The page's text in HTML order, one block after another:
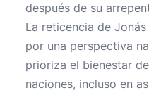
después de su
La reticencia de
por una perspectiva
prioriza el bienestar
naciones, incluso en